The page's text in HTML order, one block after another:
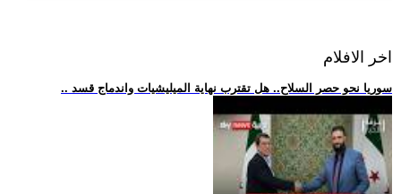
اخر الافلام
.. سوريا نحو حصر السلاح.. هل تقترب نهاية الميليشيات واندماج قسد